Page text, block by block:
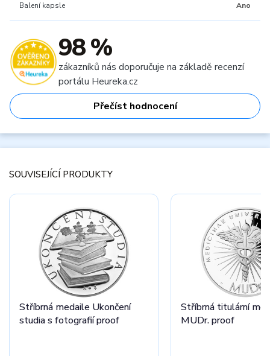
Balení kapsle Ano
98 %
zákazníků nás doporučuje na základě recenzí
portálu Heureka.cz
Přečíst hodnocení
SOUVISEJÍCÍ PRODUKTY
Stříbrná medaile Ukončení
studia s fotografií proof
Stříbrná titulární
MUDr. proof